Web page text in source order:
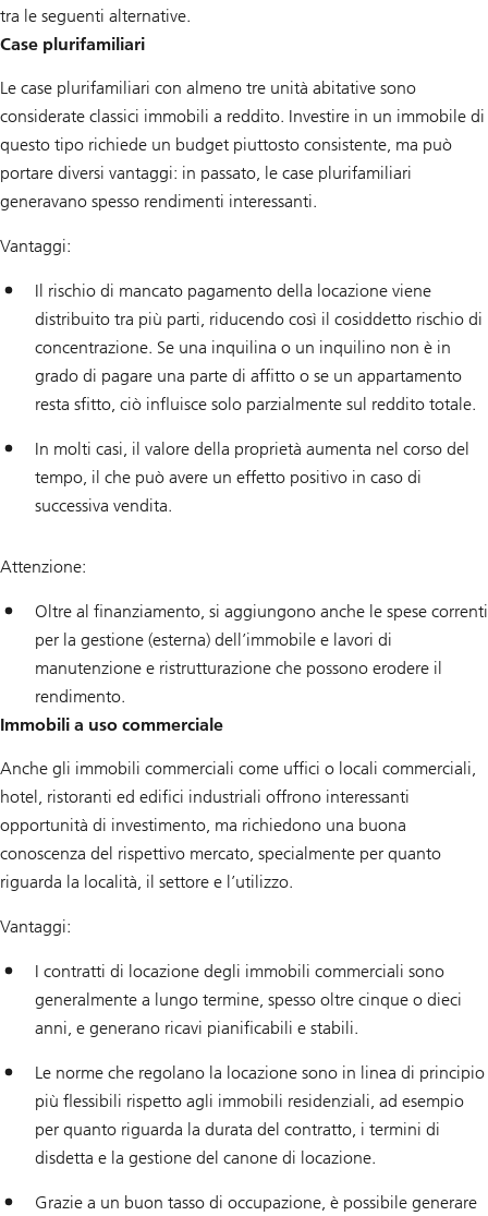
tra le seguenti alternative.
Case plurifamiliari
Le case plurifamiliari con almeno tre unità abitative sono
considerate classici immobili a reddito. Investire in un immobile di
questo tipo richiede un budget piuttosto consistente, ma può
portare diversi vantaggi: in passato, le case plurifamiliari
generavano spesso rendimenti interessanti.
Vantaggi:
Il rischio di mancato pagamento della locazione viene
distribuito tra più parti, riducendo così il cosiddetto rischio di
concentrazione. Se una inquilina o un inquilino non è in
grado di pagare una parte di affitto o se un appartamento
resta sfitto, ciò influisce solo parzialmente sul reddito totale.
In molti casi, il valore della proprietà aumenta nel corso del
tempo, il che può avere un effetto positivo in caso di
successiva vendita.
Attenzione:
Oltre al finanziamento, si aggiungono anche le spese correnti
per la gestione (esterna) dell’immobile e lavori di
manutenzione e ristrutturazione che possono erodere il
rendimento.
Immobili a uso commerciale
Anche gli immobili commerciali come uffici o locali commerciali,
hotel, ristoranti ed edifici industriali offrono interessanti
opportunità di investimento, ma richiedono una buona
conoscenza del rispettivo mercato, specialmente per quanto
riguarda la località, il settore e l’utilizzo.
Vantaggi:
I contratti di locazione degli immobili commerciali sono
generalmente a lungo termine, spesso oltre cinque o dieci
anni, e generano ricavi pianificabili e stabili.
Le norme che regolano la locazione sono in linea di principio
più flessibili rispetto agli immobili residenziali, ad esempio
per quanto riguarda la durata del contratto, i termini di
disdetta e la gestione del canone di locazione.
Grazie a un buon tasso di occupazione, è possibile generare